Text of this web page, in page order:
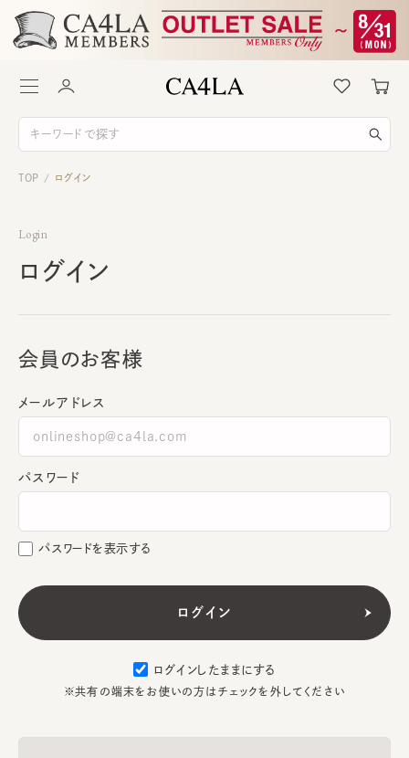
TOP / ログイン
Login
ログイン
会員のお客様
メールアドレス
パスワード
パスワードを表示する
ログインしたままにする
※共有の端末をお使いの方はチェックを外してください